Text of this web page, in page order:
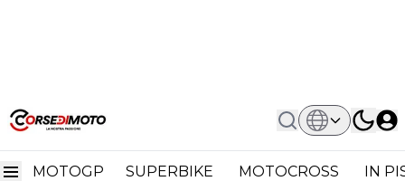
MOTOGP SUPERBIKE MOTOCROSS IN